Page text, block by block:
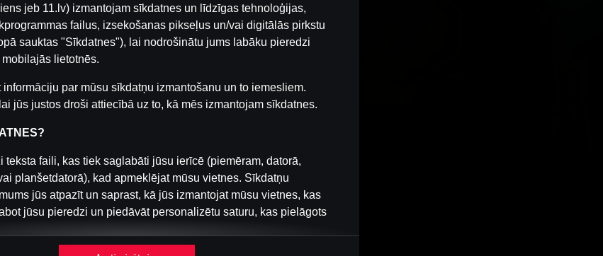
Šai spēlei nav pieejama demo versija. Lūdzu,
pieslēdzies, lai spēlētu ar īstu naudu.
jeb 11.lv) izmantojam sīkdatnes un līdzīgas tehnoloģijas,
failus, izsekošanas pikseļus un/vai digitālās pirkstu
sauktas "Sīkdatnes"), lai nodrošinātu jums labāku pieredzi
lietotnēs.
par mūsu sīkdatņu izmantošanu un to iemesliem.
jūs justos droši attiecībā uz to, kā mēs izmantojam sīkdatnes.
teksta faili, kas tiek saglabāti jūsu ierīcē (piemēram, datorā,
planšetdatorā), kad apmeklējat mūsu vietnes. Sīkdatņu
jūs atpazīt un saprast, kā jūs izmantojat mūsu vietnes, kas
jūsu pieredzi un piedāvāt personalizētu saturu, kas pielāgots